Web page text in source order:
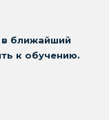
в ближайший
к обучению.